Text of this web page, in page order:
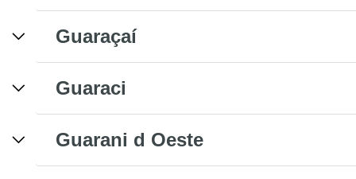
Guaraçaí
Guaraci
Guarani d Oeste